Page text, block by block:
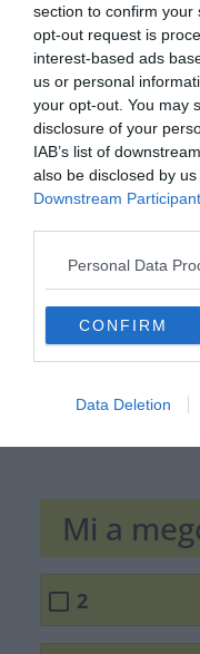
section to confirm your
opt-out request is
interest-based ads
us or personal
your opt-out. You may
disclosure of your
IAB’s list of
also be disclosed by
Downstream
Personal Data
CONFIRM
Data Deletion
Mi a
2